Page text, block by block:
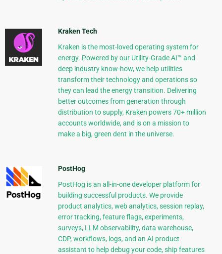
Kraken Tech
Kraken is the most-loved operating system for
energy. Powered by our Utility-Grade AI™ and
deep industry know-how, we help utilities
transform their technology and operations so
they can lead the energy transition. Delivering
better outcomes from generation through
distribution to supply, Kraken powers 70+ million
accounts worldwide, and is on a mission to
make a big, green dent in the universe.
PostHog
PostHog is an all-in-one developer platform for
building successful products. We provide
product analytics, web analytics, session replay,
error tracking, feature flags, experiments,
surveys, LLM observability, data warehouse,
CDP, workflows, logs, and an AI product
assistant to help debug your code, ship features